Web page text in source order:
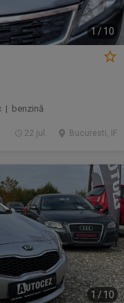
1 / 10
| benzină
Bucuresti, IF
22 jul.
1/10